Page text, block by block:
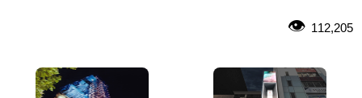
112,205